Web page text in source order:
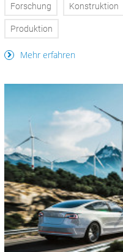
Forschung Konstruktion
Produktion
Mehr erfahren